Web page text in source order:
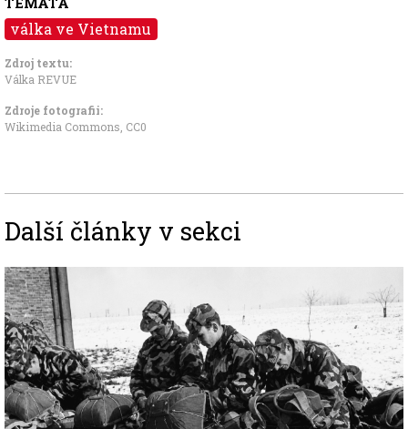
válka ve Vietnamu
Zdroj textu:
Válka REVUE
Zdroje fotografii:
Wikimedia Commons CC0
Další články v sekci
Image